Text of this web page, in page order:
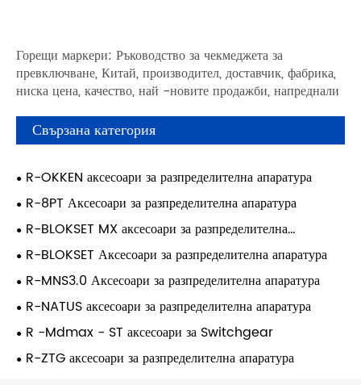
Горещи маркери: Ръководство за чекмеджета за
превключване, Китай, производител, доставчик, фабрика,
ниска цена, качество, най -новите продажби, напреднали
Свързана категория
R-OKKEN аксесоари за разпределителна апаратура
R-8PT Аксесоари за разпределителна апаратура
R-BLOKSET MX аксесоари за разпределителна
апаратура
R-BLOKSET Аксесоари за разпределителна апаратура
R-MNS3.0 Аксесоари за разпределителна апаратура
R-NATUS аксесоари за разпределителна апаратура
R -Mdmax - ST аксесоари за Switchgear
R-ZTG аксесоари за разпределителна апаратура